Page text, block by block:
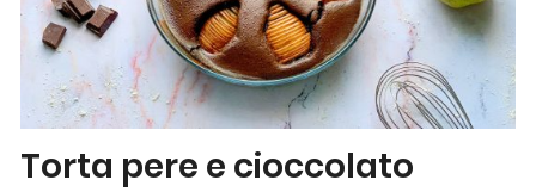
Torta pere e cioccolato